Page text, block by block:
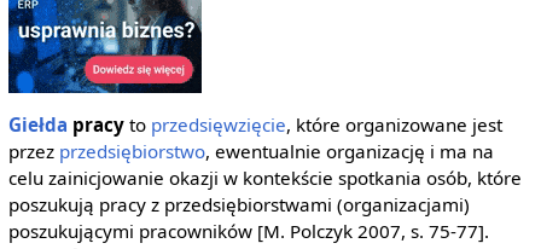
Giełda pracyto przedsięwzięcie, które organizowane jest
przez przedsiębiorstwo, ewentualnie organizację i ma na
celu zainicjowanie okazji w kontekście spotkania osób, które
poszukują pracy z przedsiębiorstwami (organizacjami)
poszukującymi pracowników [M. Polczyk 2007, s. 75-77].